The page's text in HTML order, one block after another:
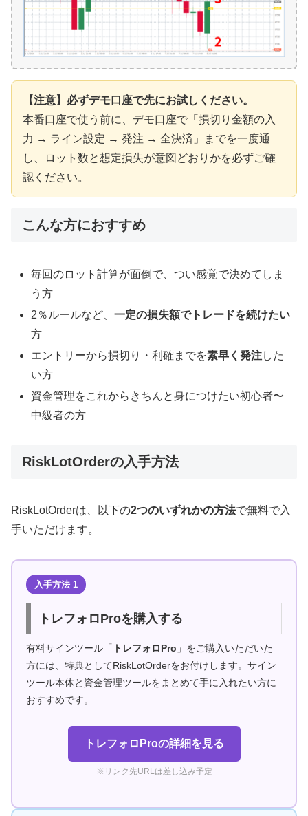
【注意】必ずデモ口座で先にお試しください。
本番口座で使う前に、デモ口座で「損切り金額の入
力 → ライン設定 → 発注 → 全決済」までを一度通
し、ロット数と想定損失が意図どおりかを必ずご確
認ください。
こんな方におすすめ
毎回のロット計算が面倒で、つい感覚で決めてしま
う方
2％ルールなど、一定の損失額でトレードを続けたい
方
エントリーから損切り・利確までを素早く発注した
い方
資金管理をこれからきちんと身につけたい初心者〜
中級者の方
RiskLotOrderの入手方法
RiskLotOrderは、以下の2つのいずれかの方法で無料で入
手いただけます。
入手方法 1
トレフォロProを購入する
有料サインツール「 トレフォロPro 」をご購入いただいた
方には、特典としてRiskLotOrderをお付けします。サイン
ツール本体と資金管理ツールをまとめて手に入れたい方に
おすすめです。
トレフォロProの詳細を見る
※リンク先URLは差し込み予定